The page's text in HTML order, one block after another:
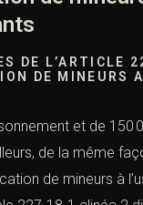
DE L’ARTICLE
DE MINEURS
et de 150
de la même
de mineurs à